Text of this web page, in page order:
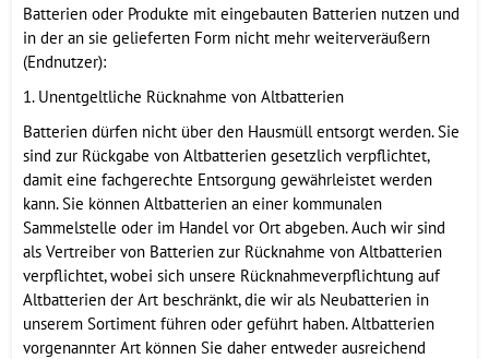
Batterien oder Produkte mit eingebauten Batterien nutzen und
in der an sie gelieferten Form nicht mehr weiterveräußern
(Endnutzer):
1. Unentgeltliche Rücknahme von Altbatterien
Batterien dürfen nicht über den Hausmüll entsorgt werden. Sie
sind zur Rückgabe von Altbatterien gesetzlich verpflichtet,
damit eine fachgerechte Entsorgung gewährleistet werden
kann. Sie können Altbatterien an einer kommunalen
Sammelstelle oder im Handel vor Ort abgeben. Auch wir sind
als Vertreiber von Batterien zur Rücknahme von Altbatterien
verpflichtet, wobei sich unsere Rücknahmeverpflichtung auf
Altbatterien der Art beschränkt, die wir als Neubatterien in
unserem Sortiment führen oder geführt haben. Altbatterien
vorgenannter Art können Sie daher entweder ausreichend